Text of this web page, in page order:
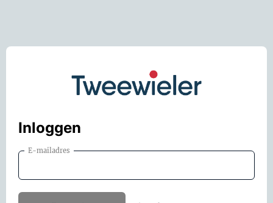
Inloggen
E-mailadres